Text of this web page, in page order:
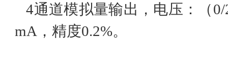
4通道模拟量输出，电压：（
mA，精度0.2%。